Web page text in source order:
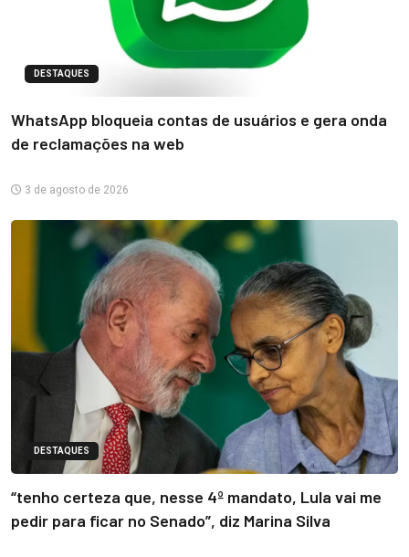
DESTAQUES
WhatsApp bloqueia contas de usuários e gera onda
de reclamações na web
3 de agosto de 2026
DESTAQUES
“tenho certeza que, nesse 4º mandato, Lula vai me
pedir para ficar no Senado”, diz Marina Silva